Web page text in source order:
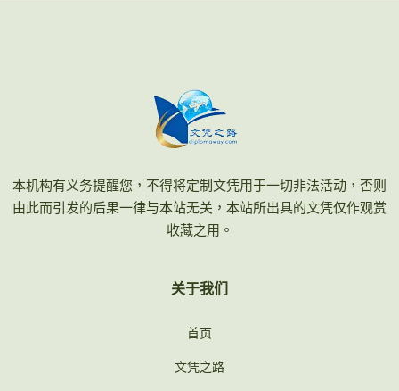
本机构有义务提醒您，不得将定制文凭用于一切非法活动，否则
由此而引发的后果一律与本站无关，本站所出具的文凭仅作观赏
收藏之用。
关于我们
首页
文凭之路